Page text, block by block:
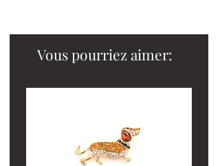
Vous pourriez aimer: